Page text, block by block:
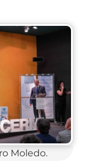
Moledo.